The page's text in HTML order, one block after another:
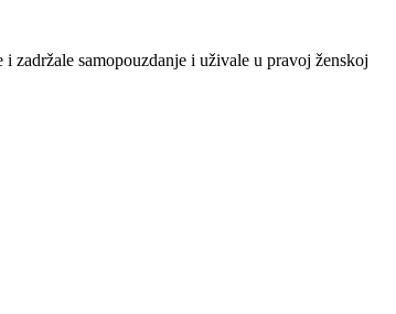
zadržale samopouzdanje i uživale u pravoj ženskoj